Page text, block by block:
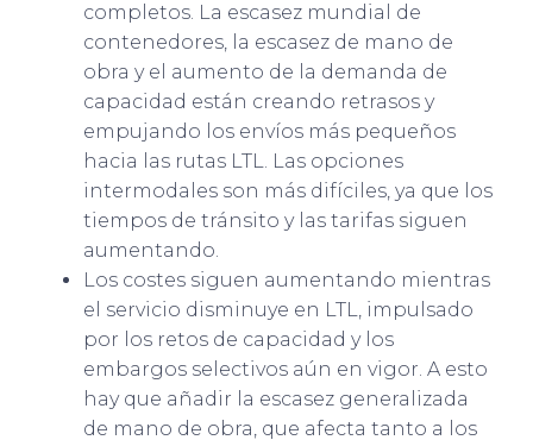
completos. La escasez mundial de
contenedores, la escasez de mano de
obra y el aumento de la demanda de
capacidad están creando retrasos y
empujando los envíos más pequeños
hacia las rutas LTL. Las opciones
intermodales son más difíciles, ya que los
tiempos de tránsito y las tarifas siguen
aumentando.
Los costes siguen aumentando mientras
el servicio disminuye en LTL, impulsado
por los retos de capacidad y los
embargos selectivos aún en vigor. A esto
hay que añadir la escasez generalizada
de mano de obra, que afecta tanto a los